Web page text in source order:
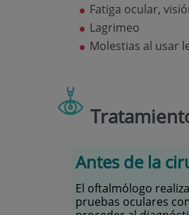
Fatiga ocular,
Lagrimeo
Molestias al usar
Antes de la
El oftalmólogo
pruebas oculares